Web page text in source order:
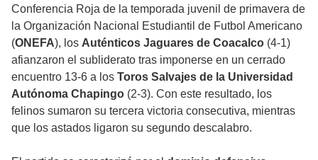
Conferencia Roja de la temporada juvenil de primavera de
la Organización Nacional Estudiantil de Futbol Americano
(ONEFA), los Auténticos Jaguares de Coacalco (4-1)
afianzaron el subliderato tras imponerse en un cerrado
encuentro 13-6 a los Toros Salvajes de la Universidad
Autónoma Chapingo (2-3). Con este resultado, los
felinos sumaron su tercera victoria consecutiva, mientras
que los astados ligaron su segundo descalabro.